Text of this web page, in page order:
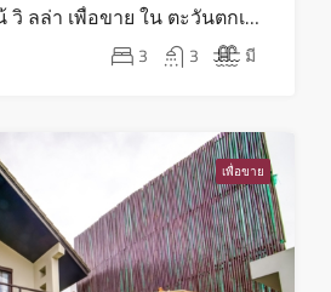
3 ห้องนอน 3 ห้องน้ วิ ลล่า เพื่อขาย ใน ตะวันตกเฉียงเหนือ – HS0804
3 3 มี
เพื่อขาย